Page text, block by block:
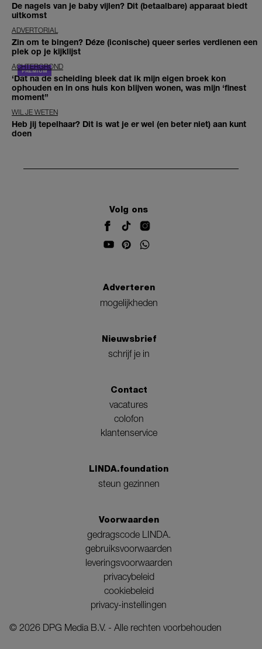
De nagels van je baby vijlen? Dit (betaalbare) apparaat biedt
uitkomst
ADVERTORIAL
Zin om te bingen? Déze (iconische) queer series verdienen een
plek op je kijklijst
ACHTERGROND
‘Dat na de scheiding bleek dat ik mijn eigen broek kon
ophouden en in ons huis kon blijven wonen, was mijn ‘finest
moment’’
WIL JE WETEN
Heb jij tepelhaar? Dit is wat je er wel (en beter niet) aan kunt
doen
Volg ons
Adverteren
mogelijkheden
Nieuwsbrief
schrijf je in
Contact
vacatures
colofon
klantenservice
LINDA.foundation
steun gezinnen
Voorwaarden
gedragscode LINDA.
gebruiksvoorwaarden
leveringsvoorwaarden
privacybeleid
cookiebeleid
privacy-instellingen
© 2026 DPG Media B.V. - Alle rechten voorbehouden